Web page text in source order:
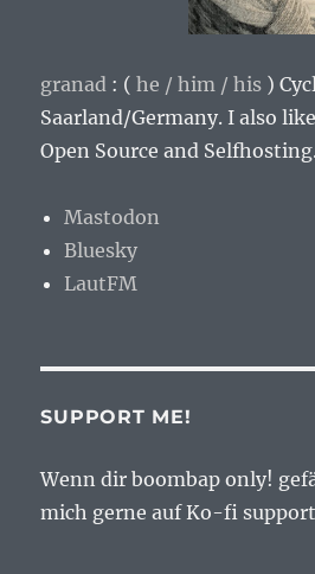
granad : (he / him / his )
Saarland/Germany. I also like
Open Source and Selfhosting.
Mastodon
Bluesky
LautFM
SUPPORT ME!
Wenn dir boombap only!
mich gerne auf Ko-fi